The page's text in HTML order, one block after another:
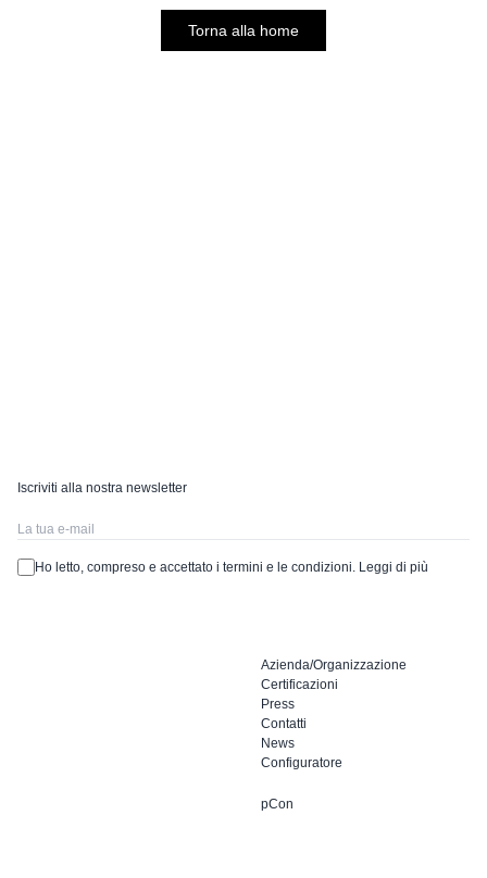
Torna alla home
Azienda/Organizzazione
Certificazioni
Press
Contatti
News
Configuratore
pCon
Iscriviti alla nostra newsletter
Ho letto, compreso e accettato i termini e le condizioni. Leggi di più